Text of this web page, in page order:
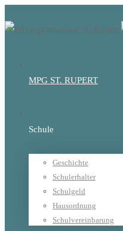
MPG ST. RUPERT
Schule
Geschichte
Schulerhalter
Schulgeld
Hausordnung
Schulvereinbarung